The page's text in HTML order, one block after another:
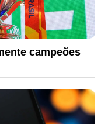
campeões